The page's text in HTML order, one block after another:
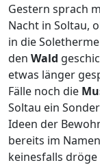
Gestern sprach
Nacht in Soltau,
in die
den Wald
etwas länger
Fälle noch die
Soltau ein
Ideen der
bereits im
keinesfalls dröge